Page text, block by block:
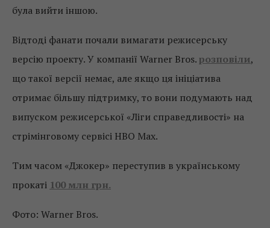
була вийти іншою.
Відтоді фанати почали вимагати режисерську
версію проекту. У компанії Warner Bros.розповіли,
що такої версії немає, але якщо ця ініціатива
отримає більшу підтримку, то вони подумають над
випуском режисерської «Ліги справедливості» на
стрімінговому сервісі HBO Max.
Тим часом «Джокер» переступив в українському
прокаті 100 млн грн.
Фото: Warner Bros.